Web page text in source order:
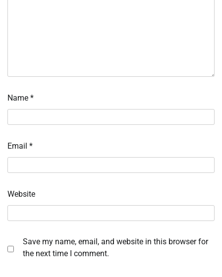
Name *
Email *
Website
Save my name, email, and website in this browser for
the next time I comment.